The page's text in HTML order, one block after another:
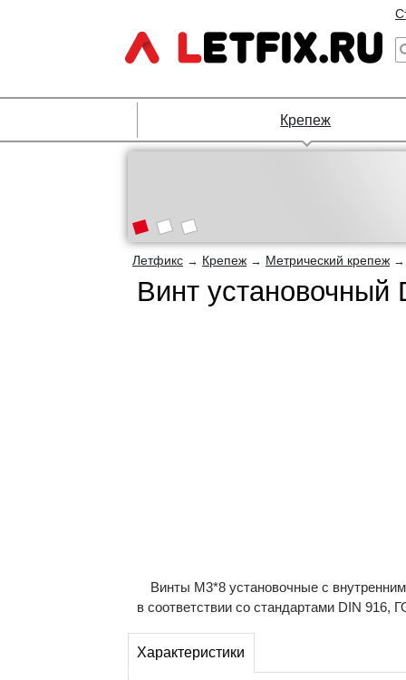
Крепеж
Летфикс → Крепеж → Метрический крепеж
Винт
Винты М3*8 установочные с внутренним
в соответствии со стандартами DIN 916,
Характеристики